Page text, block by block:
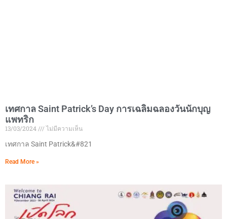
เทศกาล Saint Patrick’s Day การเฉลิมฉลองวันนักบุญ
แพทริก
13/03/2024
ไม่มีความเห็น
เทศกาล Saint Patrick&#821
Read More »